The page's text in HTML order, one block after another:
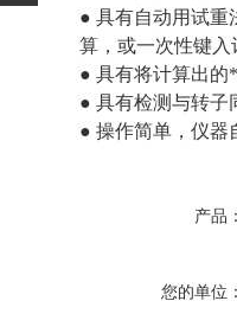
● 具有自动用试重
算，或一次性键
● 具有将计算出的
● 具有检测与转子
● 操作简单，仪器
产品
您的单位